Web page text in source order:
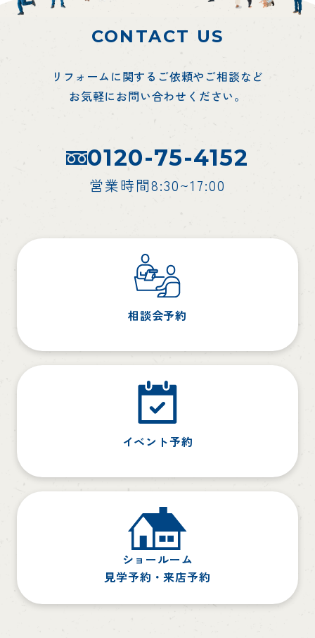
CONTACT US
リフォームに関するご依頼やご相談など
お気軽にお問い合わせください。
0120-75-4152
営業時間8:30~17:00
相談会予約
イベント予約
ショールーム
見学予約・来店予約